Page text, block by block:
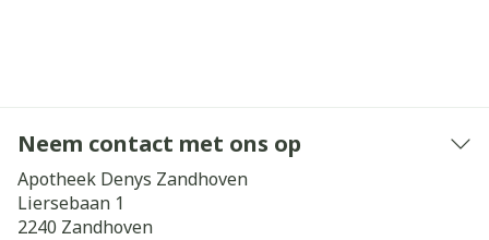
Neem contact met ons op
Apotheek Denys Zandhoven
Liersebaan 1
2240 Zandhoven